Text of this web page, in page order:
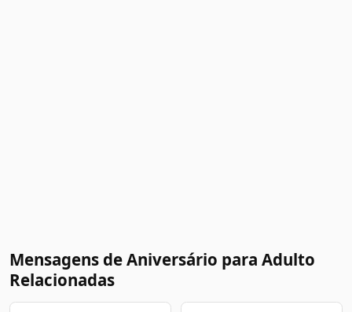
Mensagens de Aniversário para Adulto
Relacionadas